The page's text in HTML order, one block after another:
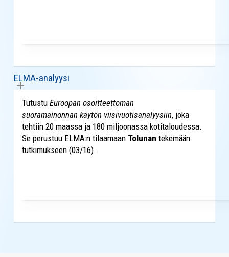
ELMA-analyysi
Tutustu Euroopan osoitteettoman
suoramainonnan käytön viisivuotisanalyysiin, joka
tehtiin 20 maassa ja 180 miljoonassa kotitaloudessa.
Se perustuu ELMA:n tilaamaan Tolunan tekemään
tutkimukseen (03/16).